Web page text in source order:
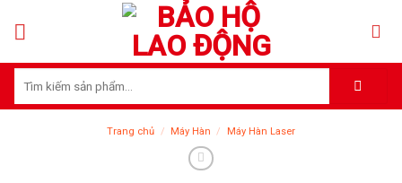
kiếm:
Trang chủ / Máy Hàn / Máy Hàn Laser